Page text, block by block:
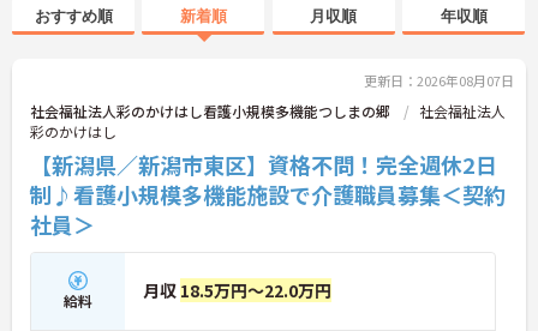
おすすめ順 新着順 月収順 年収順
更新日：2026年08月07日
社会福祉法人彩のかけはし看護小規模多機能つしまの郷
社会福祉法人
彩のかけはし
【新潟県／新潟市東区】資格不問！完全週休2日
制♪看護小規模多機能施設で介護職員募集＜契約
社員＞
給料 月収 18.5万円～22.0万円